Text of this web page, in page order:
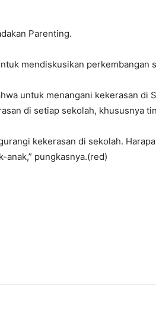
Parenting.
mendiskusikan perkembangan
untuk menangani kekerasan di
di setiap sekolah, khususnya
kekerasan di sekolah.
anak,” pungkasnya.(red)